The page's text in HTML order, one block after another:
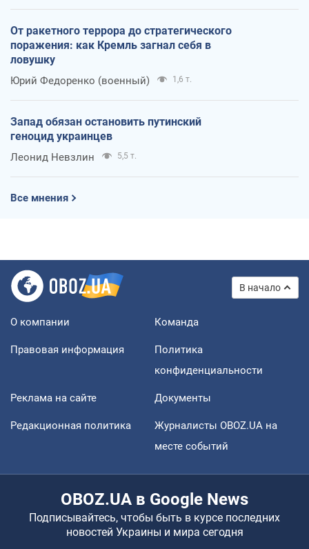
От ракетного террора до стратегического
поражения: как Кремль загнал себя в
ловушку
Юрий Федоренко (военный) 1,6 т.
Запад обязан остановить путинский
геноцид украинцев
Леонид Невзлин 5,5 т.
Все мнения
В начало
О компании Команда
Правовая информация
Политика
конфиденциальности
Реклама на сайте Документы
Редакционная политика
Журналисты OBOZ.UA на
месте событий
OBOZ.UA в Google News
Подписывайтесь, чтобы быть в курсе последних
новостей Украины и мира сегодня